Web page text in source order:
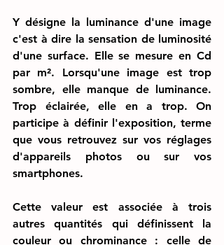
Y désigne la luminance d'une image
c'est à dire la sensation de luminosité
d'une surface. Elle se mesure en Cd
par m². Lorsqu'une image est trop
sombre, elle manque de luminance.
Trop éclairée, elle en a trop. On
participe à définir l'exposition, terme
que vous retrouvez sur vos réglages
d'appareils photos ou sur vos
smartphones.
Cette valeur est associée à trois
autres quantités qui définissent la
couleur ou chrominance : celle de